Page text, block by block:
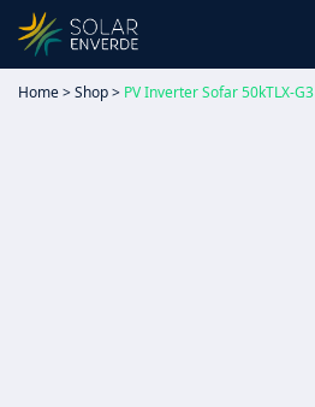
Home>Shop> PV Inverter Sofar 50kTLX-G3